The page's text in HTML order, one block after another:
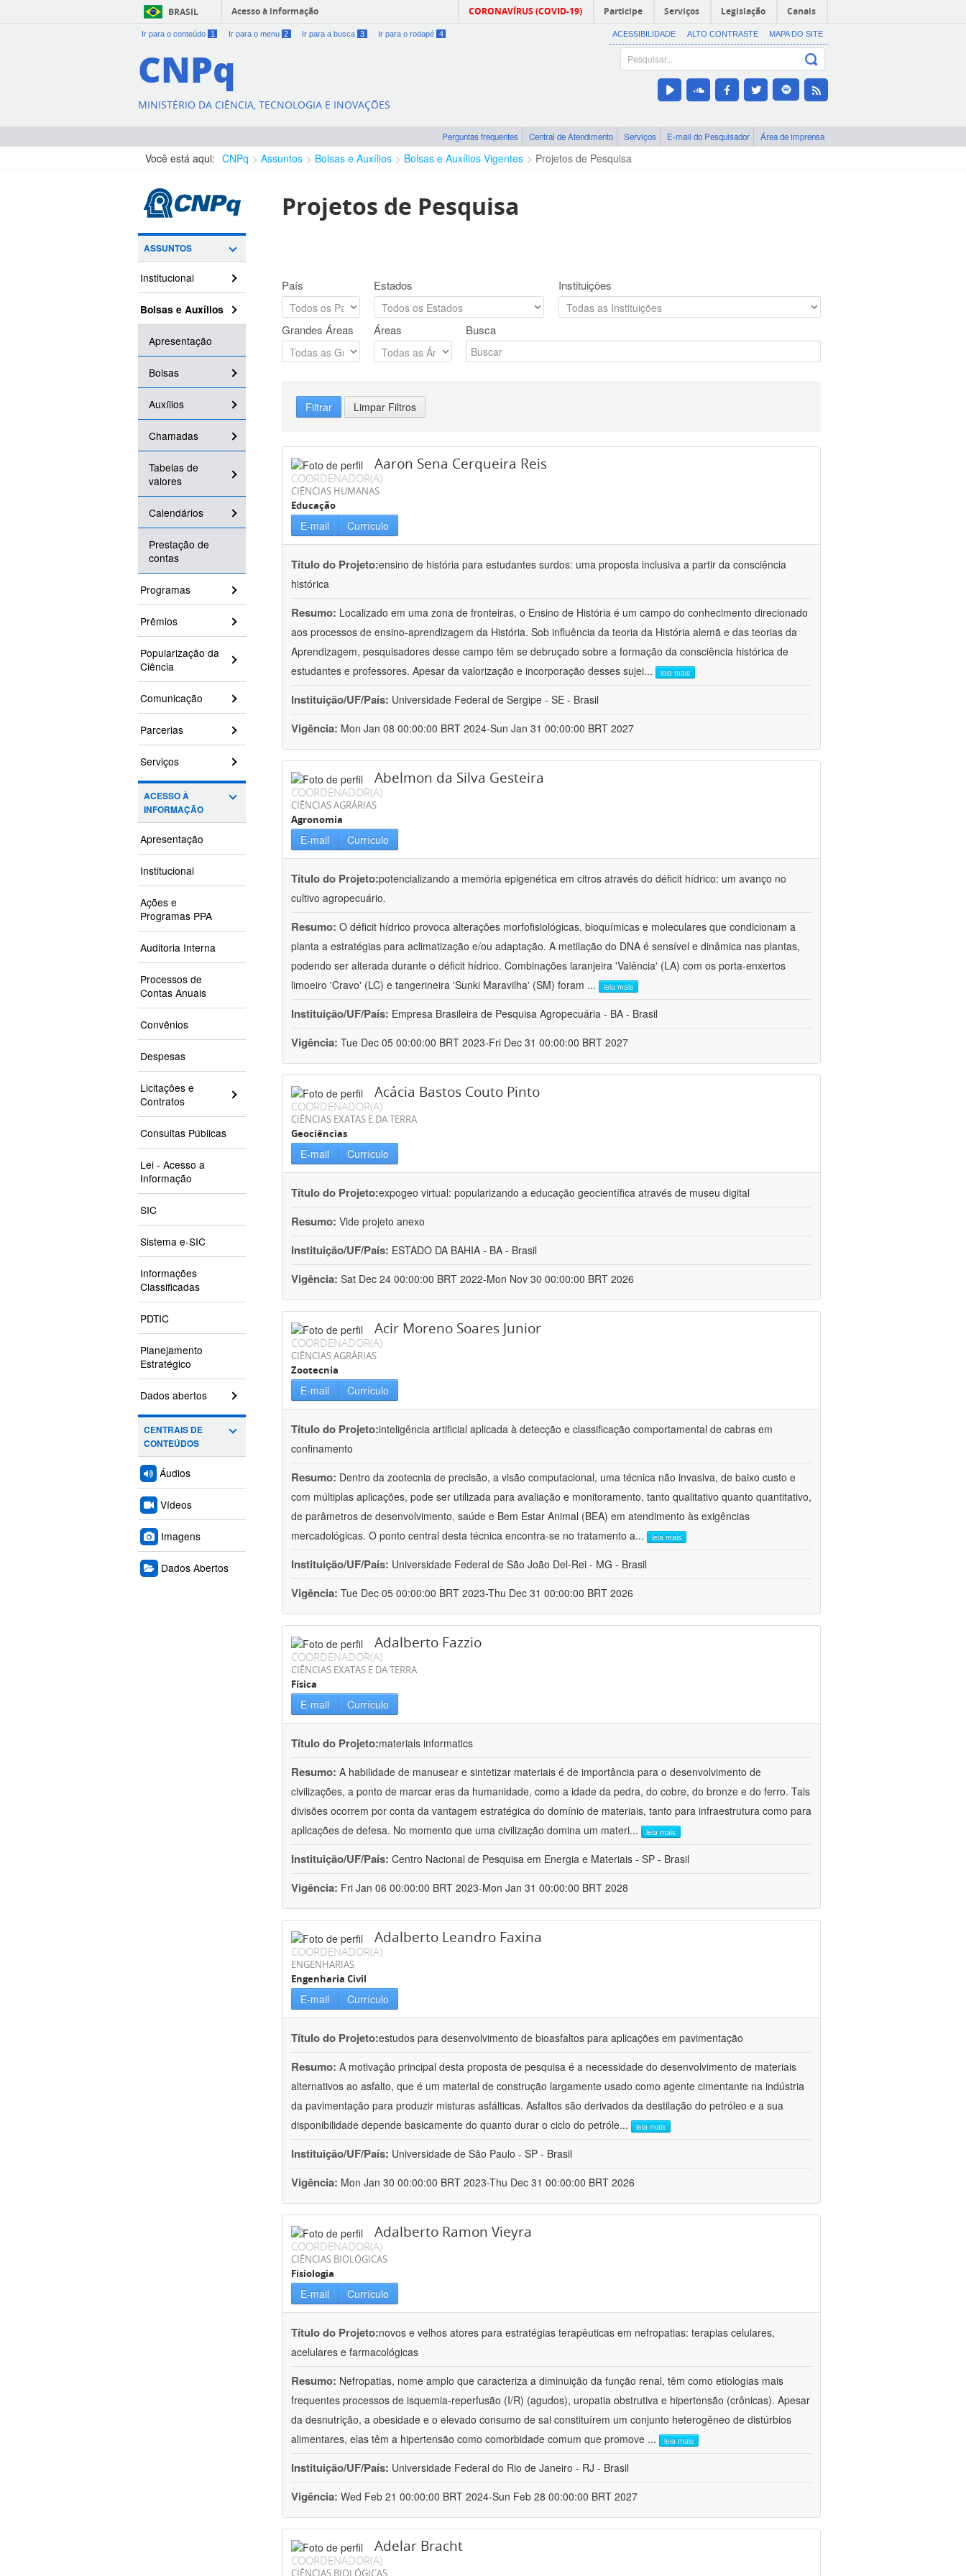
BRASIL Acesso à informação CORONAVÍRUS (COVID-19) Participe Serviços Legislação Canais
Ir para o conteúdo 1 Ir para o menu 2 Ir para a busca 3 Ir para o rodapé 4 ACESSIBILIDADE ALTO CONTRASTE MAPA DO SITE
CNPq
MINISTÉRIO DA CIÊNCIA, TECNOLOGIA E INOVAÇÕES
Perguntas frequentes Central de Atendimento Serviços E-mail do Pesquisador Área de imprensa
Você está aqui: CNPq Assuntos Bolsas e Auxílios Bolsas e Auxílios Vigentes Projetos de Pesquisa
ASSUNTOS
Institucional
Bolsas e Auxílios
Apresentação
Bolsas
Auxílios
Chamadas
Tabelas de
valores
Calendários
Prestação de
contas
Programas
Prêmios
Popularização da
Ciência
Comunicação
Parcerias
Serviços
ACESSO À
INFORMAÇÃO
Apresentação
Institucional
Ações e
Programas PPA
Auditoria Interna
Processos de
Contas Anuais
Convênios
Despesas
Licitações e
Contratos
Consultas Públicas
Lei - Acesso a
Informação
SIC
Sistema e-SIC
Informações
Classificadas
PDTIC
Planejamento
Estratégico
Dados abertos
CENTRAIS DE
CONTEÚDOS
Áudios
Vídeos
Imagens
Dados Abertos
Projetos de Pesquisa
País Estados Instituições
Grandes Áreas Áreas Busca
Filtrar Limpar Filtros
Aaron Sena Cerqueira Reis
COORDENADOR(A)
CIÊNCIAS HUMANAS
Educação
E-mail Currículo
Título do Projeto:ensino de história para estudantes surdos: uma proposta inclusiva a partir da consciência
histórica
Resumo: Localizado em uma zona de fronteiras, o Ensino de História é um campo do conhecimento direcionado
aos processos de ensino-aprendizagem da História. Sob influência da teoria da História alemã e das teorias da
Aprendizagem, pesquisadores desse campo têm se debruçado sobre a formação da consciência histórica de
estudantes e professores. Apesar da valorização e incorporação desses sujei... leia mais
Instituição/UF/País: Universidade Federal de Sergipe - SE - Brasil
Vigência: Mon Jan 08 00:00:00 BRT 2024-Sun Jan 31 00:00:00 BRT 2027
Abelmon da Silva Gesteira
COORDENADOR(A)
CIÊNCIAS AGRÁRIAS
Agronomia
E-mail Currículo
Título do Projeto:potencializando a memória epigenética em citros através do déficit hídrico: um avanço no
cultivo agropecuário.
Resumo: O déficit hídrico provoca alterações morfofisiológicas, bioquímicas e moleculares que condicionam a
planta a estratégias para aclimatização e/ou adaptação. A metilação do DNA é sensível e dinâmica nas plantas,
podendo ser alterada durante o déficit hídrico. Combinações laranjeira 'Valência' (LA) com os porta-enxertos
limoeiro 'Cravo' (LC) e tangerineira 'Sunki Maravilha' (SM) foram ... leia mais
Instituição/UF/País: Empresa Brasileira de Pesquisa Agropecuária - BA - Brasil
Vigência: Tue Dec 05 00:00:00 BRT 2023-Fri Dec 31 00:00:00 BRT 2027
Acácia Bastos Couto Pinto
COORDENADOR(A)
CIÊNCIAS EXATAS E DA TERRA
Geociências
E-mail Currículo
Título do Projeto:expogeo virtual: popularizando a educação geocientífica através de museu digital
Resumo: Vide projeto anexo
Instituição/UF/País: ESTADO DA BAHIA - BA - Brasil
Vigência: Sat Dec 24 00:00:00 BRT 2022-Mon Nov 30 00:00:00 BRT 2026
Acir Moreno Soares Junior
COORDENADOR(A)
CIÊNCIAS AGRÁRIAS
Zootecnia
E-mail Currículo
Título do Projeto:inteligência artificial aplicada à detecção e classificação comportamental de cabras em
confinamento
Resumo: Dentro da zootecnia de precisão, a visão computacional, uma técnica não invasiva, de baixo custo e
com múltiplas aplicações, pode ser utilizada para avaliação e monitoramento, tanto qualitativo quanto quantitativo,
de parâmetros de desenvolvimento, saúde e Bem Estar Animal (BEA) em atendimento às exigências
mercadológicas. O ponto central desta técnica encontra-se no tratamento a... leia mais
Instituição/UF/País: Universidade Federal de São João Del-Rei - MG - Brasil
Vigência: Tue Dec 05 00:00:00 BRT 2023-Thu Dec 31 00:00:00 BRT 2026
Adalberto Fazzio
COORDENADOR(A)
CIÊNCIAS EXATAS E DA TERRA
Física
E-mail Currículo
Título do Projeto:materials informatics
Resumo: A habilidade de manusear e sintetizar materiais é de importância para o desenvolvimento de
civilizações, a ponto de marcar eras da humanidade, como a idade da pedra, do cobre, do bronze e do ferro. Tais
divisões ocorrem por conta da vantagem estratégica do domínio de materiais, tanto para infraestrutura como para
aplicações de defesa. No momento que uma civilização domina um materi... leia mais
Instituição/UF/País: Centro Nacional de Pesquisa em Energia e Materiais - SP - Brasil
Vigência: Fri Jan 06 00:00:00 BRT 2023-Mon Jan 31 00:00:00 BRT 2028
Adalberto Leandro Faxina
COORDENADOR(A)
ENGENHARIAS
Engenharia Civil
E-mail Currículo
Título do Projeto:estudos para desenvolvimento de bioasfaltos para aplicações em pavimentação
Resumo: A motivação principal desta proposta de pesquisa é a necessidade do desenvolvimento de materiais
alternativos ao asfalto, que é um material de construção largamente usado como agente cimentante na indústria
da pavimentação para produzir misturas asfálticas. Asfaltos são derivados da destilação do petróleo e a sua
disponibilidade depende basicamente do quanto durar o ciclo do petróle... leia mais
Instituição/UF/País: Universidade de São Paulo - SP - Brasil
Vigência: Mon Jan 30 00:00:00 BRT 2023-Thu Dec 31 00:00:00 BRT 2026
Adalberto Ramon Vieyra
COORDENADOR(A)
CIÊNCIAS BIOLÓGICAS
Fisiologia
E-mail Currículo
Título do Projeto:novos e velhos atores para estratégias terapêuticas em nefropatias: terapias celulares,
acelulares e farmacológicas
Resumo: Nefropatias, nome amplo que caracteriza a diminuição da função renal, têm como etiologias mais
frequentes processos de isquemia-reperfusão (I/R) (agudos), uropatia obstrutiva e hipertensão (crônicas). Apesar
da desnutrição, a obesidade e o elevado consumo de sal constituírem um conjunto heterogêneo de distúrbios
alimentares, elas têm a hipertensão como comorbidade comum que promove ... leia mais
Instituição/UF/País: Universidade Federal do Rio de Janeiro - RJ - Brasil
Vigência: Wed Feb 21 00:00:00 BRT 2024-Sun Feb 28 00:00:00 BRT 2027
Adelar Bracht
COORDENADOR(A)
CIÊNCIAS BIOLÓGICAS